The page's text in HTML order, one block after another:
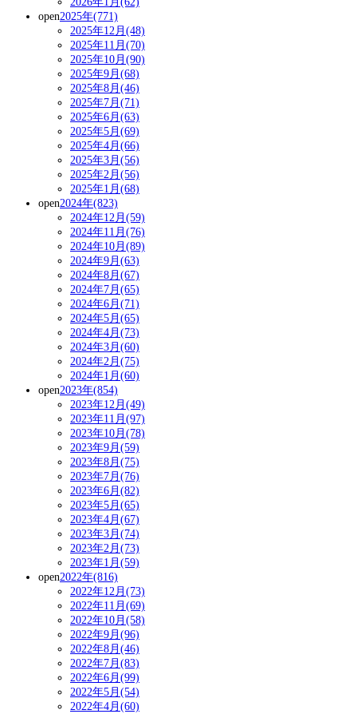
open2025年(771)
2025年12月(48)
2025年11月(70)
2025年10月(90)
2025年9月(68)
2025年8月(46)
2025年7月(71)
2025年6月(63)
2025年5月(69)
2025年4月(66)
2025年3月(56)
2025年2月(56)
2025年1月(68)
open2024年(823)
2024年12月(59)
2024年11月(76)
2024年10月(89)
2024年9月(63)
2024年8月(67)
2024年7月(65)
2024年6月(71)
2024年5月(65)
2024年4月(73)
2024年3月(60)
2024年2月(75)
2024年1月(60)
open2023年(854)
2023年12月(49)
2023年11月(97)
2023年10月(78)
2023年9月(59)
2023年8月(75)
2023年7月(76)
2023年6月(82)
2023年5月(65)
2023年4月(67)
2023年3月(74)
2023年2月(73)
2023年1月(59)
open2022年(816)
2022年12月(73)
2022年11月(69)
2022年10月(58)
2022年9月(96)
2022年8月(46)
2022年7月(83)
2022年6月(99)
2022年5月(54)
2022年4月(60)